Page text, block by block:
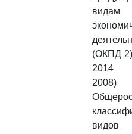
видам
(ОКПД
2014
видов